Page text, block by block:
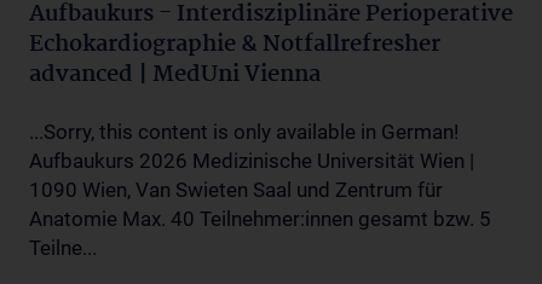
Aufbaukurs - Interdisziplinäre Perioperative
Echokardiographie & Notfallrefresher
advanced | MedUni Vienna
...Sorry, this content is only available in German!
Aufbaukurs 2026 Medizinische Universität Wien |
1090 Wien, Van Swieten Saal und Zentrum für
Anatomie Max. 40 Teilnehmer:innen gesamt bzw. 5
Teilne...